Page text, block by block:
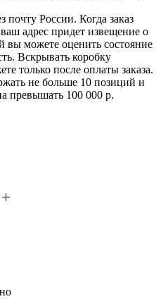
почту России. Когда заказ
адрес придет извещение о
вы можете оценить состояние
Вскрывать коробку
только после оплаты заказа.
не больше 10 позиций и
превышать 100 000 р.